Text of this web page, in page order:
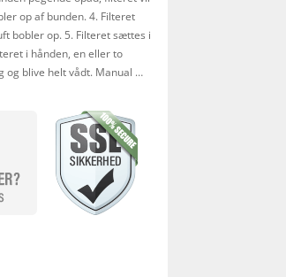
op af bunden. 4. Filteret
bobler op. 5. Filteret sættes i
i hånden, en eller to
og blive helt vådt. Manual …